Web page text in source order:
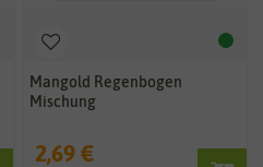
Mangold Regenbogen
Mischung
2,69 €